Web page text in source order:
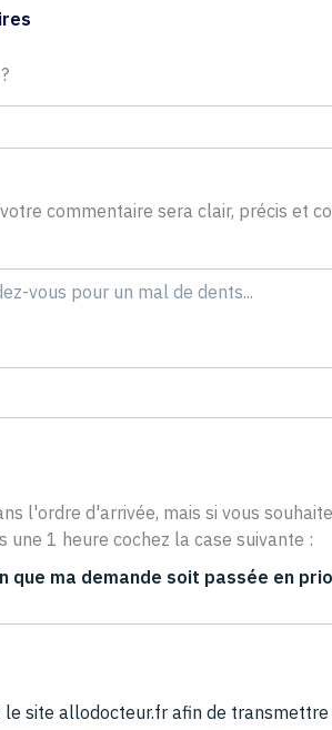
commentaire sera clair, précis et
l'ordre d'arrivée, mais si vous
une 1 heure cochez la case suivante :
que ma demande soit passée en
site allodocteur.fr afin de